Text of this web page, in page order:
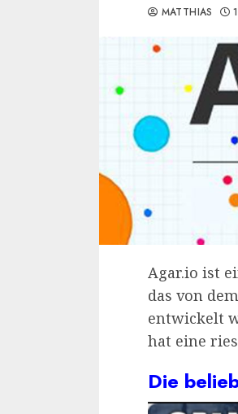
MATTHIAS
Agar.io ist
das von
entwickelt
hat eine
Die